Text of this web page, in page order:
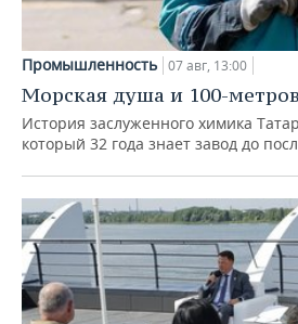
Промышленность 07 авг, 13:00
Морская душа и 100-
История заслуженного химика
который 32 года знает завод до